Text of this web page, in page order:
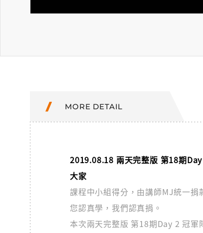
MORE DETAIL
2019.08.18 兩天完整版 第18期
大家
課程中小組得分，由講師MJ統一捐
您認真學，我們認真捐。
本次兩天完整版 第18期Day 2 冠軍